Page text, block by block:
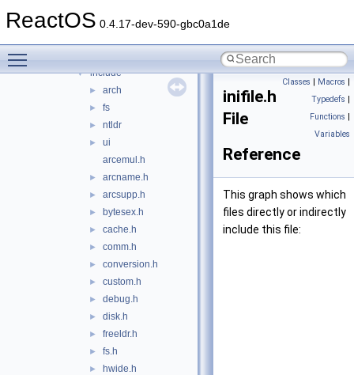
ReactOS 0.4.17-dev-590-gbc0a1de
▼ freeldr
▼ include
► arch
► fs
► ntldr
►
ui
arcemul.h
► arcname.h
► arcsupp.h
► bytesex.h
► cache.h
► comm.h
► conversion.h
► custom.h
► debug.h
► disk.h
► freeldr.h
► fs.h
► hwide.h
Classes | Macros |
Typedefs |
Functions |
Variables
inifile.h
File
Reference
This graph shows which
files directly or indirectly
include this file: